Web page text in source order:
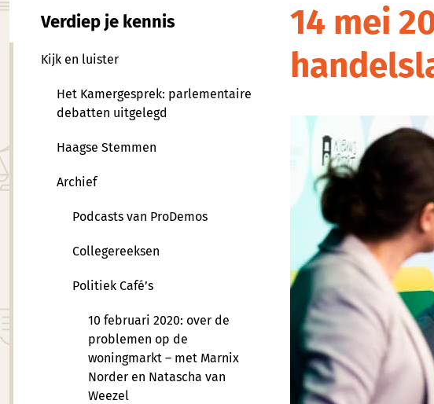
Verdiep je kennis
Kijk en luister
Het Kamergesprek: parlementaire
debatten uitgelegd
Haagse Stemmen
Archief
Podcasts van ProDemos
Collegereeksen
Politiek Café’s
10 februari 2020: over de
problemen op de
woningmarkt – met Marnix
Norder en Natascha van
Weezel
14 mei